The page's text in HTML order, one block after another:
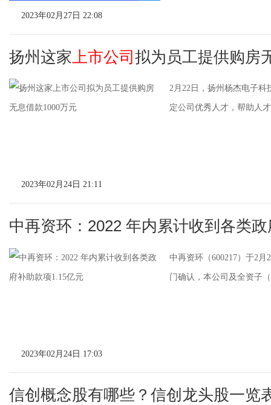
2023年02月27日 22:08
扬州这家 上市公司 拟为员工提供购房
2月22日，扬州杨杰电子
定公司优秀人才，帮助人
2023年02月24日 21:11
中再资环：2022 年内累计收到各类
中再资环（600217）于2
门确认，本公司及全资子
2023年02月24日 17:03
信创概念股有哪些？信创龙头股一览